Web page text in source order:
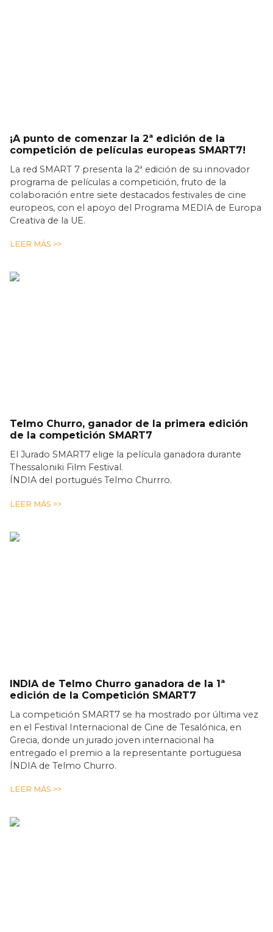
¡A punto de comenzar la 2ª edición de la
competición de películas europeas SMART7!
La red SMART 7 presenta la 2ª edición de su innovador
programa de películas a competición, fruto de la
colaboración entre siete destacados festivales de cine
europeos, con el apoyo del Programa MEDIA de Europa
Creativa de la UE.
LEER MÁS >>
Telmo Churro, ganador de la primera edición
de la competición SMART7
El Jurado SMART7 elige la película ganadora durante
Thessaloniki Film Festival.
ÍNDIA del portugués Telmo Churrro.
LEER MÁS >>
INDIA de Telmo Churro ganadora de la 1ª
edición de la Competición SMART7
La competición SMART7 se ha mostrado por última vez
en el Festival Internacional de Cine de Tesalónica, en
Grecia, donde un jurado joven internacional ha
entregado el premio a la representante portuguesa
ÍNDIA de Telmo Churro.
LEER MÁS >>